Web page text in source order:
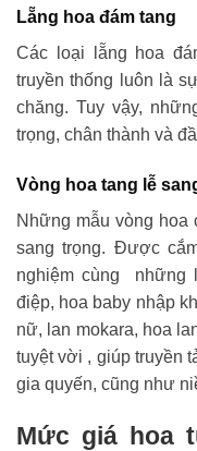
Lẵng hoa đám tang
Các loại lẵng hoa
truyền thống luôn là
chăng. Tuy vậy,
trọng, chân thành và
Vòng hoa tang lễ
Những mẫu vòng
sang trọng. Được
nghiệm cùng những
điệp, hoa baby nhập
nữ, lan mokara, hoa
tuyệt vời , giúp truyền
gia quyến, cũng như
Mức giá hoa